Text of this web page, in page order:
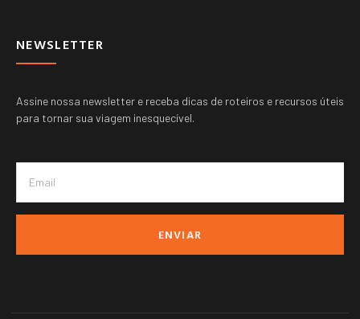
NEWSLETTER
Assine nossa newsletter e receba dicas de roteiros e recursos úteis
para tornar sua viagem inesquecível.
ENVIAR